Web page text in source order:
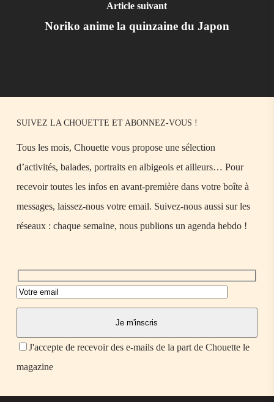
Article suivant
Noriko anime la quinzaine du Japon
SUIVEZ LA CHOUETTE ET ABONNEZ-VOUS !
Tous les mois, Chouette vous propose une sélection
d’activités, balades, portraits en albigeois et ailleurs… Pour
recevoir toutes les infos en avant-première dans votre boîte à
messages, laissez-nous votre email. Suivez-nous aussi sur les
réseaux : chaque semaine, nous publions un agenda hebdo !
J'accepte de recevoir des e-mails de la part de Chouette le
magazine